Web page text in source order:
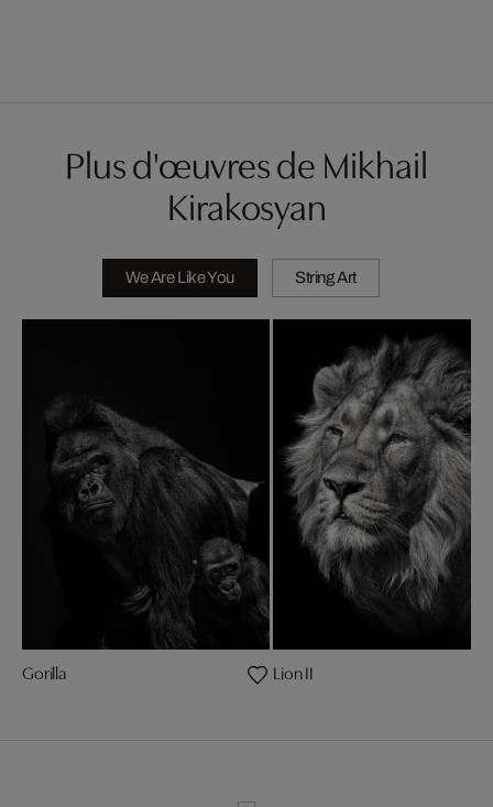
Plus d'œuvres de Mikhail
Kirakosyan
We Are Like You String Art
Gorilla Lion II